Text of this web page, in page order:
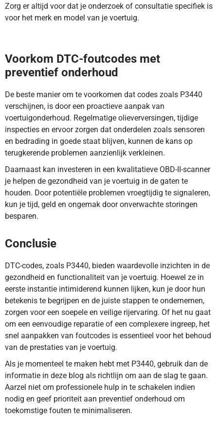
Zorg er altijd voor dat je onderzoek of consultatie specifiek is
voor het merk en model van je voertuig.
Voorkom DTC-foutcodes met
preventief onderhoud
De beste manier om te voorkomen dat codes zoals P3440
verschijnen, is door een proactieve aanpak van
voertuigonderhoud. Regelmatige olieverversingen, tijdige
inspecties en ervoor zorgen dat onderdelen zoals sensoren
en bedrading in goede staat blijven, kunnen de kans op
terugkerende problemen aanzienlijk verkleinen.
Daarnaast kan investeren in een kwalitatieve OBD-II-scanner
je helpen de gezondheid van je voertuig in de gaten te
houden. Door potentiële problemen vroegtijdig te signaleren,
kun je tijd, geld en ongemak door onverwachte storingen
besparen.
Conclusie
DTC-codes, zoals P3440, bieden waardevolle inzichten in de
gezondheid en functionaliteit van je voertuig. Hoewel ze in
eerste instantie intimiderend kunnen lijken, kun je door hun
betekenis te begrijpen en de juiste stappen te ondernemen,
zorgen voor een soepele en veilige rijervaring. Of het nu gaat
om een eenvoudige reparatie of een complexere ingreep, het
snel aanpakken van foutcodes is essentieel voor het behoud
van de prestaties van je voertuig.
Als je momenteel te maken hebt met P3440, gebruik dan de
informatie in deze blog als richtlijn om aan de slag te gaan.
Aarzel niet om professionele hulp in te schakelen indien
nodig en geef prioriteit aan preventief onderhoud om
toekomstige fouten te minimaliseren.